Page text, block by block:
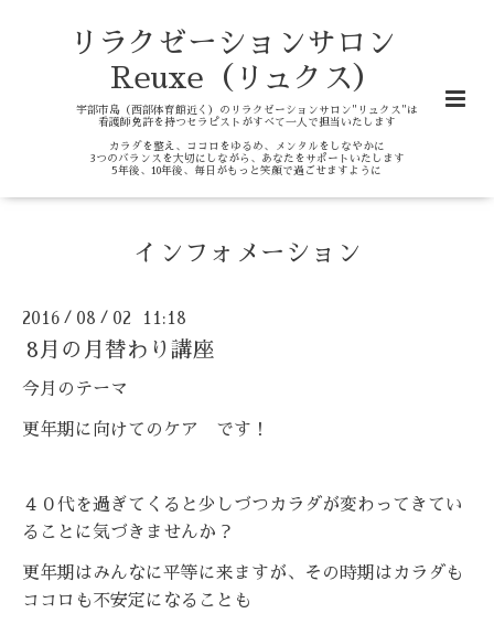
リラクゼーションサロン
Reuxe（リュクス）
宇部市島（西部体育館近く）のリラクゼーションサロン"リュクス"は
看護師免許を持つセラピストがすべて一人で担当いたします
カラダを整え、ココロをゆるめ、メンタルをしなやかに
3つのバランスを大切にしながら、あなたをサポートいたします
5年後、10年後、毎日がもっと笑顔で過ごせますように
インフォメーション
2016 / 08 / 02 11:18
8月の月替わり講座
今月のテーマ
更年期に向けてのケア です！
４０代を過ぎてくると少しづつカラダが変わってきてい
ることに気づきませんか？
更年期はみんなに平等に来ますが、その時期はカラダも
ココロも不安定になることも